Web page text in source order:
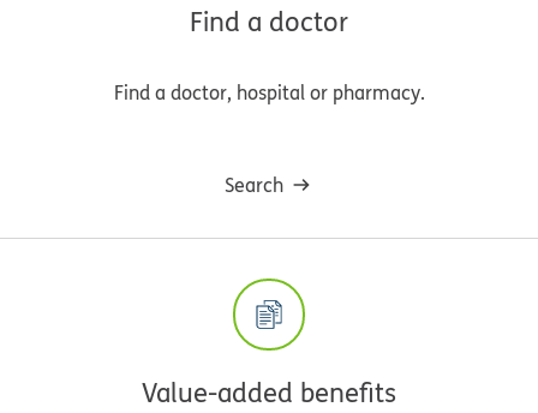
Find a doctor
Find a doctor, hospital or pharmacy.
Search
Value-added benefits